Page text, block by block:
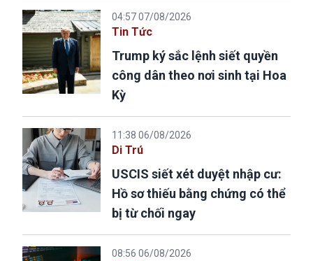
04:57 07/08/2026
Tin Tức
Trump ký sắc lệnh siết quyền
công dân theo nơi sinh tại Hoa
Kỳ
11:38 06/08/2026
Di Trú
USCIS siết xét duyệt nhập cư:
Hồ sơ thiếu bằng chứng có thể
bị từ chối ngay
08:56 06/08/2026